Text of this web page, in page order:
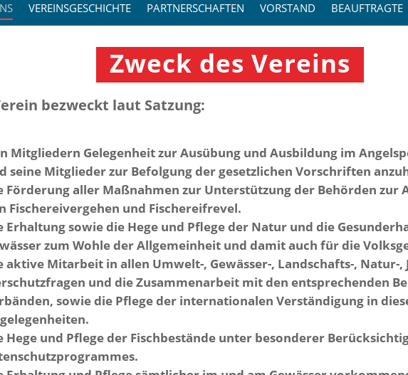
VEREINSGESCHICHTE PARTNERSCHAFTEN VORSTAND BEAUFTRAGTE
Zweck des Vereins
bezweckt laut Satzung:
Mitgliedern Gelegenheit zur Ausübung und Ausbildung im
seine Mitglieder zur Befolgung der gesetzlichen Vorschriften
Förderung aller Maßnahmen zur Unterstützung der Behörden zur
Fischereivergehen und Fischereifrevel.
Erhaltung sowie die Hege und Pflege der Natur und die
zum Wohle der Allgemeinheit und damit auch für die
aktive Mitarbeit in allen Umwelt-, Gewässer-, Landschafts-, Natur-,
und die Zusammenarbeit mit den entsprechenden
sowie die Pflege der internationalen Verständigung in
Hege und Pflege der Fischbestände unter besonderer